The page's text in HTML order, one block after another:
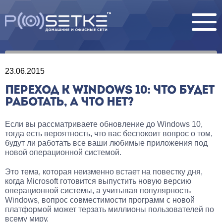
23.06.2015
ПЕРЕХОД К WINDOWS 10: ЧТО БУДЕТ
РАБОТАТЬ, А ЧТО НЕТ?
Если вы рассматриваете обновление до Windows 10,
тогда есть вероятность, что вас беспокоит вопрос о том,
будут ли работать все ваши любимые приложения под
новой операционной системой.
Это тема, которая неизменно встает на повестку дня,
когда Microsoft готовится выпустить новую версию
операционной системы, а учитывая популярность
Windows, вопрос совместимости программ с новой
платформой может терзать миллионы пользователей по
всему миру.